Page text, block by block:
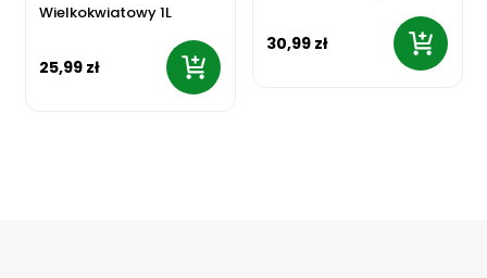
Wielkokwiatowy 1L
25,99 zł
30,99 zł